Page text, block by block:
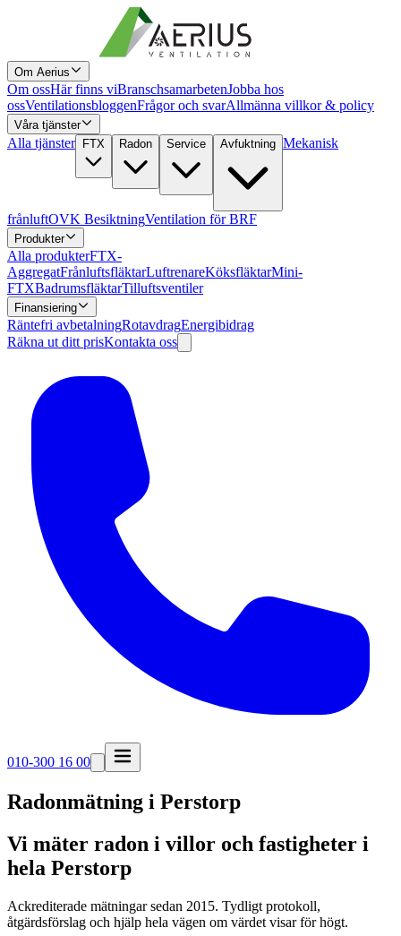
Om Aerius
Om ossHär finns viBranschsamarbetenJobba hos
ossVentilationsbloggenFrågor och svarAllmänna villkor & policy
Våra tjänster
Alla tjänster FTX Radon Service Avfuktning Mekanisk
frånluftOVK BesiktningVentilation för BRF
Produkter
Alla produkterFTX-
AggregatFrånluftsfläktarLuftrenareKöksfläktarMini-
FTXBadrumsfläktarTilluftsventiler
Finansiering
Räntefri avbetalningRotavdragEnergibidrag
Räkna ut ditt prisKontakta oss
010-300 16 00
Radonmätning i Perstorp
Vi mäter radon i villor och fastigheter i
hela Perstorp
Ackrediterade mätningar sedan 2015. Tydligt protokoll,
åtgärdsförslag och hjälp hela vägen om värdet visar för högt.